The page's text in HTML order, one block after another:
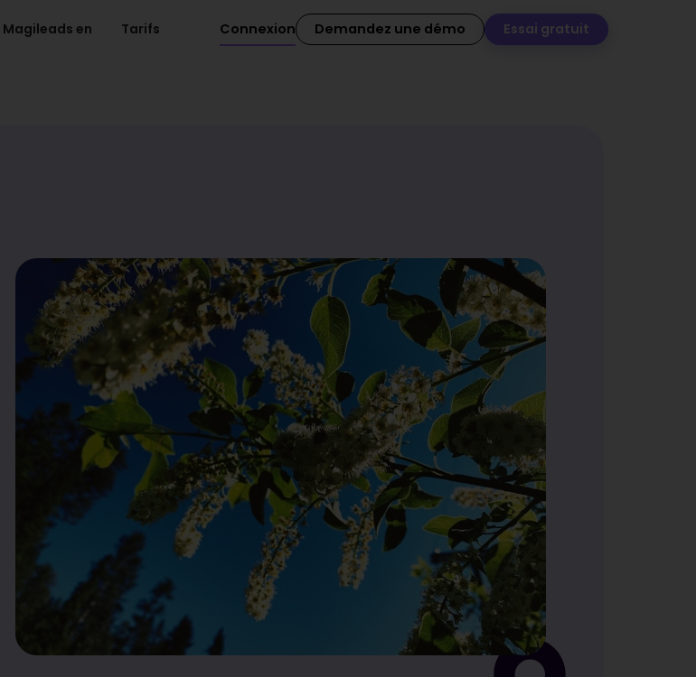
Magileads en Tarifs Connexion Demandez une démo Essai gratuit